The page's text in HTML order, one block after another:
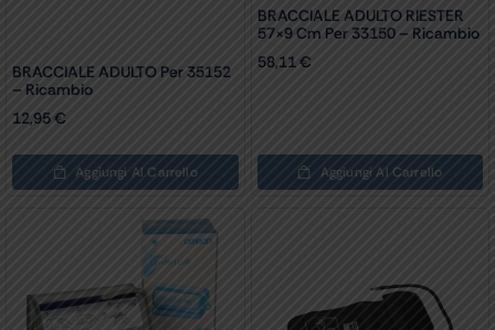
BRACCIALE ADULTO Per 35152
– Ricambio
12,95€
Aggiungi Al Carrello
BRACCIALE ADULTO RIESTER
57×9 Cm Per 33150 – Ricambio
58,11€
Aggiungi Al Carrello